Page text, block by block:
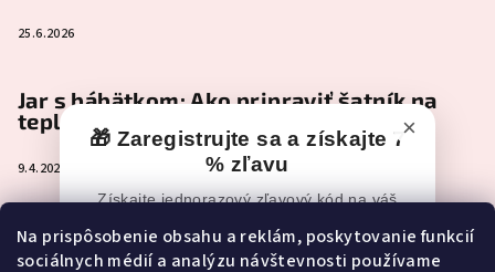
×
🎁 Zaregistrujte sa a získajte 7
% zľavu
Získajte jednorazový zľavový kód na váš
Na prispôsobenie obsahu a reklám, poskytovanie funkcií
sociálnych médií a analýzu návštevnosti používame
25.6.2026
Jar s bábätkom: Ako pripraviť šatník na
teplejšie dni
9.4.2026
Čo je naozaj nevyhnutné zbaliť do
pôrodnice (a čo môže pokojne počkať)